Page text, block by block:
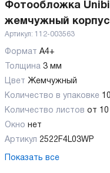
Фотообложка
жемчужный корпус
Артикул: 112-003563
Формат А4+
Толщина 3 мм
Цвет Жемчужный
Количество в упаковке
Количество листов от
Окно нет
Артикул 2522F4L03WP
Показать все